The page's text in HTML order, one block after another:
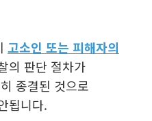
고소인 또는 피해자의
의 판단 절차가
종결된 것으로
됩니다.